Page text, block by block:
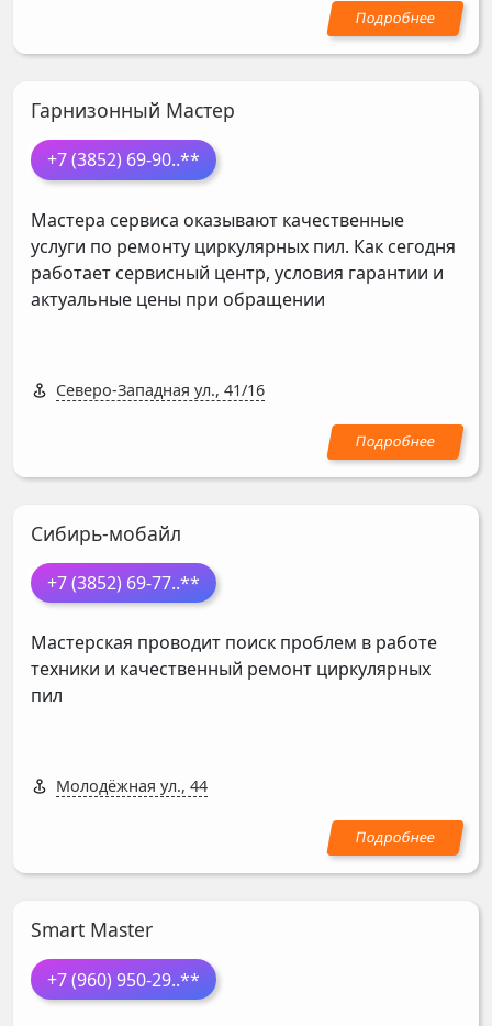
Гарнизонный Мастер
+7 (3852) 69-90..**
Мастера сервиса оказывают качественные
услуги по ремонту циркулярных пил. Как сегодня
работает сервисный центр, условия гарантии и
актуальные цены при обращении
Северо-Западная ул., 41/16
Сибирь-мобайл
+7 (3852) 69-77..**
Мастерская проводит поиск проблем в работе
техники и качественный ремонт циркулярных
пил
Молодёжная ул., 44
Smart Master
+7 (960) 950-29..**